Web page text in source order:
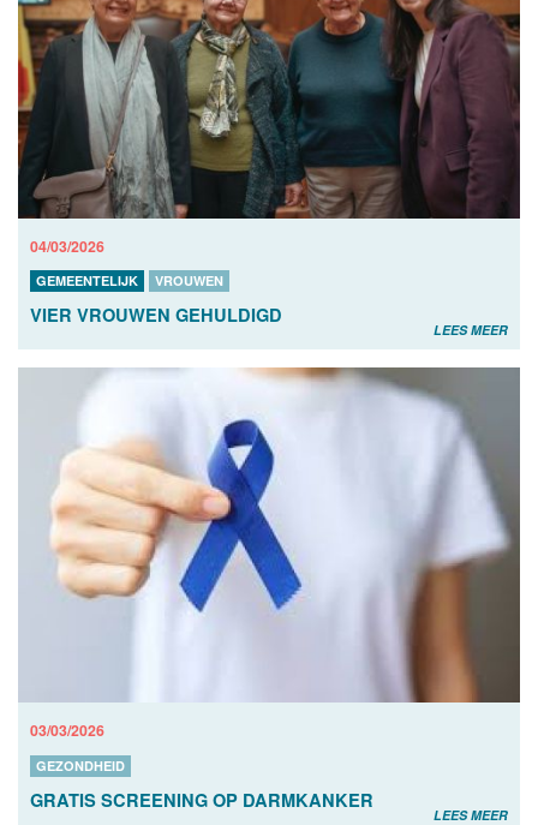
04/03/2026
GEMEENTELIJK VROUWEN
VIER VROUWEN GEHULDIGD
LEES MEER
03/03/2026
GEZONDHEID
GRATIS SCREENING OP DARMKANKER
LEES MEER